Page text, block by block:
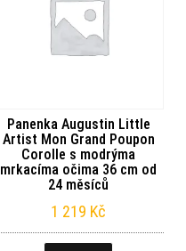
Panenka Augustin Little
Artist Mon Grand Poupon
Corolle s modrýma
mrkacíma očima 36 cm od
24 měsíců
1 219 Kč